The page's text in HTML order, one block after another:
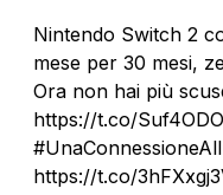
Nintendo Switch 2
mese per 30 mesi,
Ora non hai più
https://t.co/
https://t.co/